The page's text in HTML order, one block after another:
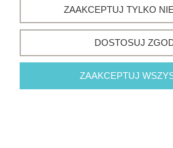
ZAAKCEPTUJ TYLKO
DOSTOSUJ
ZAAKCEPTUJ